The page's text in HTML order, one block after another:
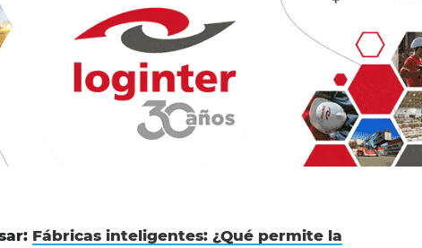
Fábricas inteligentes: ¿Qué permite la